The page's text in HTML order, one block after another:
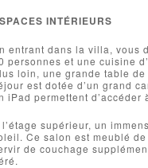
INTÉRIEURS
entrant dans la villa, vous
personnes et une cuisine
loin, une grande table
est dotée d’un grand
iPad permettent
l’étage supérieur, un
Ce salon est meublé
de couchage